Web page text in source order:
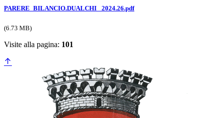
PARERE_BILANCIO.DUALCHI_ 2024.26.pdf
(6.73 MB)
Visite alla pagina: 101